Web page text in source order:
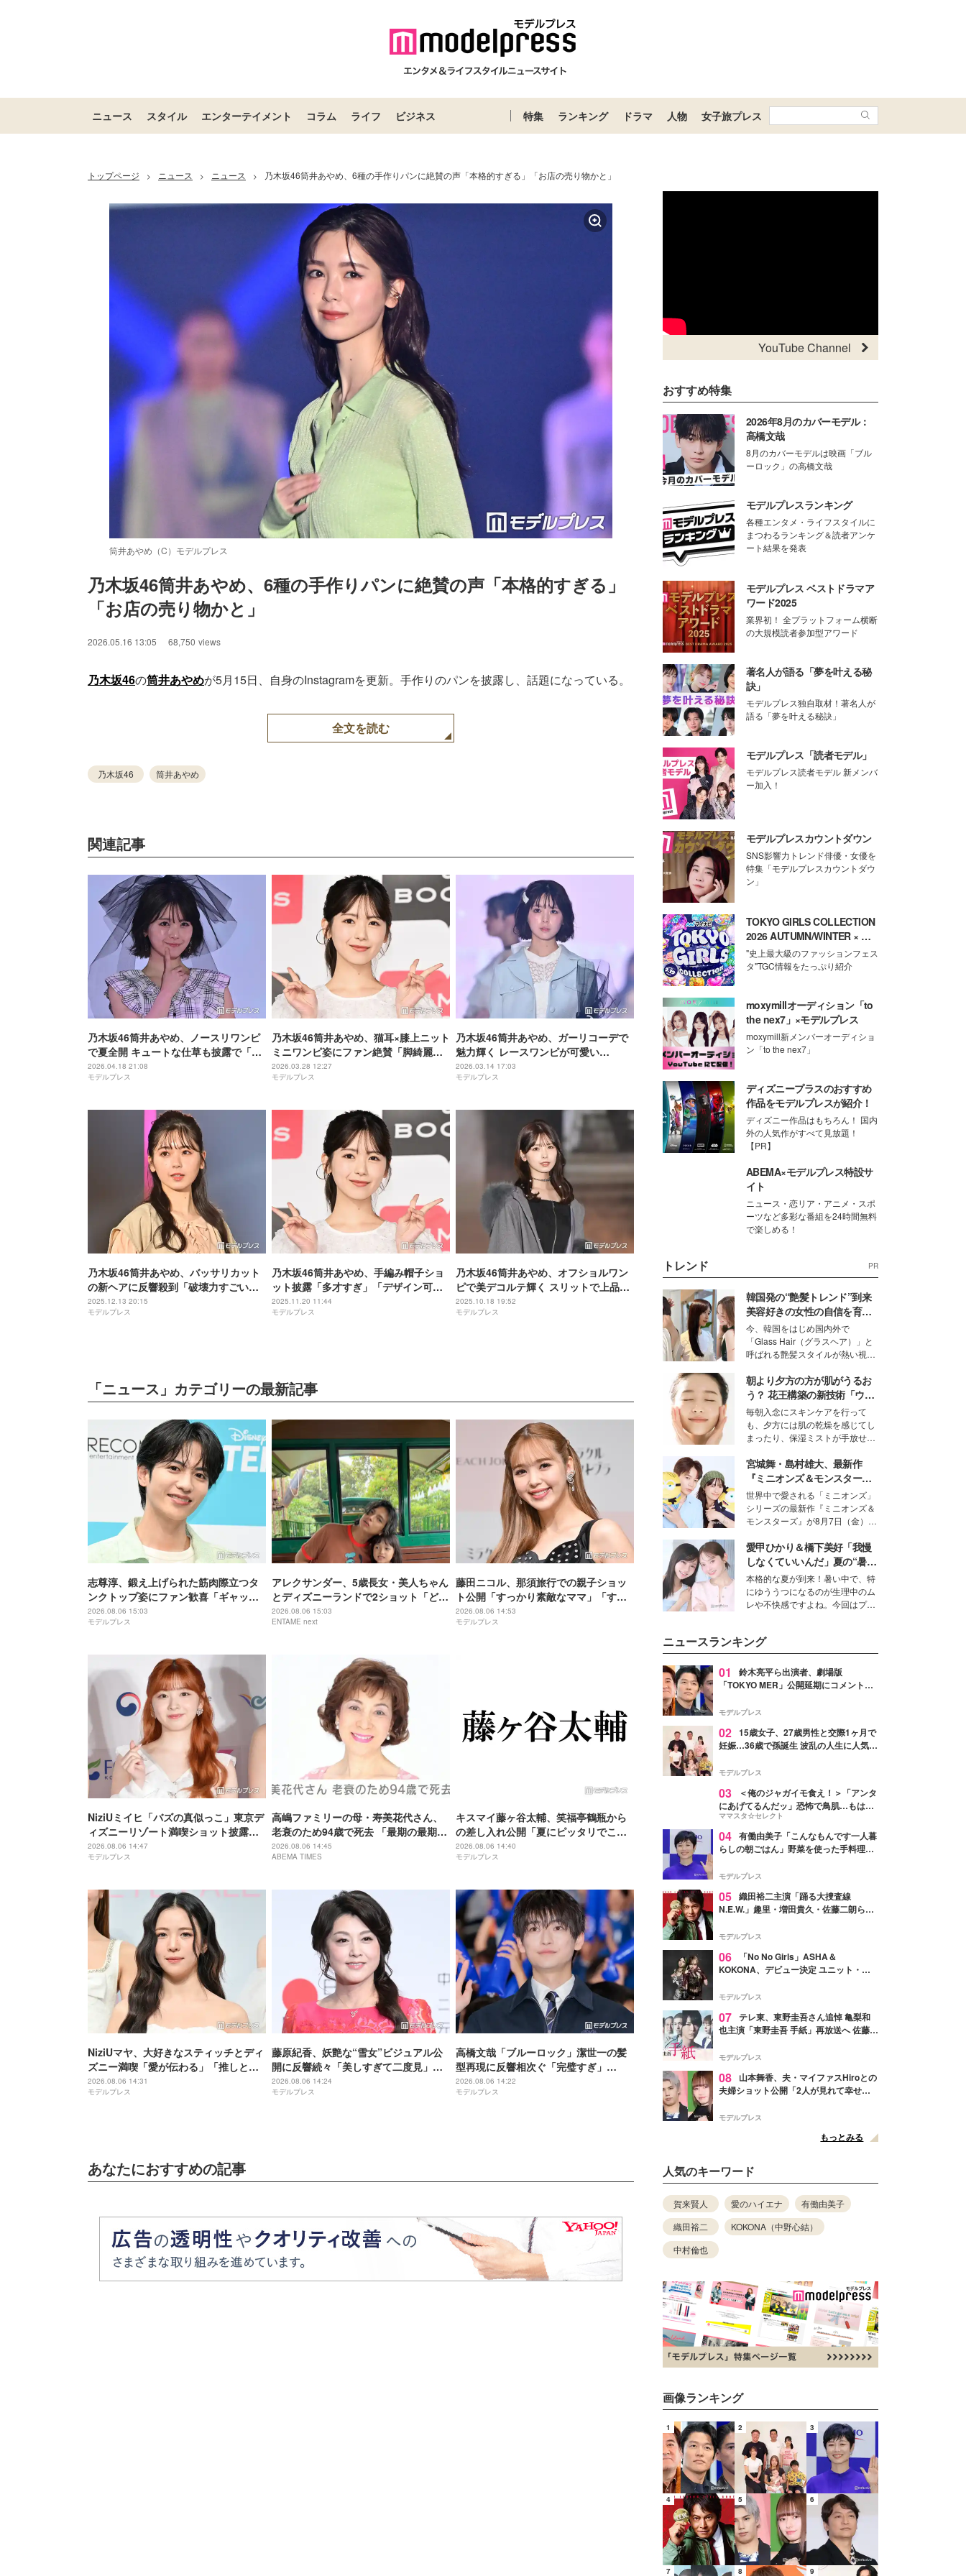
ニュース スタイル エンターテイメント コラム ライフ ビジネス 特集 ランキング ドラマ 人物 女子旅プレス
トップページ > ニュース > ニュース > 乃木坂46筒井あやめ、6種の手作りパンに絶賛の声「本格的すぎる」「お店の売り物かと」
筒井あやめ（C）モデルプレス
Unmute /
Loaded:
55.71%
乃木坂46筒井あやめ、6種の手作りパンに絶賛の声「本格的すぎる」
「お店の売り物かと」
2026.05.16 13:05 68,750 views
乃木坂46の筒井あやめが5月15日、自身のInstagramを更新。手作りのパンを披露し、話題になっている。
全文を読む
乃木坂46 筒井あやめ
関連記事
乃木坂46筒井あやめ、ノースリワンピ
で夏全開 キュートな仕草も披露で「悶
絶級の可愛さ」「お人形さんみたい」
の声【ガルアワ2026SS】
2026.04.18 21:08
モデルプレス
乃木坂46筒井あやめ、猫耳×膝上ニット
ミニワンピ姿にファン絶賛「脚綺麗」
「憧れのスタイル」
2026.03.28 12:27
モデルプレス
乃木坂46筒井あやめ、ガーリコーデで
魅力輝く レースワンピが可愛い
【TGC2026 S/S】
2026.03.14 17:03
モデルプレス
乃木坂46筒井あやめ、バッサリカット
の新ヘアに反響殺到「破壊力すごい」
「別人級」
2025.12.13 20:15
モデルプレス
乃木坂46筒井あやめ、手編み帽子ショ
ット披露「多才すぎ」「デザイン可愛
い」の声
2025.11.20 11:44
モデルプレス
乃木坂46筒井あやめ、オフショルワン
ピで美デコルテ輝く スリットで上品な
肌見せ【ガルアワ2025AW】
2025.10.18 19:52
モデルプレス
「ニュース」カテゴリーの最新記事
志尊淳、鍛え上げられた筋肉際立つタ
ンクトップ姿にファン歓喜「ギャップ
がすごい」「破壊力すごい」
2026.08.06 15:03
モデルプレス
アレクサンダー、5歳長女・美人ちゃん
とディズニーランドで2ショット「どん
どんきれいになりますね」
2026.08.06 15:03
ENTAME next
藤田ニコル、那須旅行での親子ショッ
ト公開「すっかり素敵なママ」「すっ
ぽり収まってて可愛すぎる」と反響
2026.08.06 14:53
モデルプレス
NiziUミイヒ「バズの真似っこ」東京デ
ィズニーリゾート満喫ショット披露
「天使のように可愛い」「隠しきれな
いオーラ」の声
2026.08.06 14:47
モデルプレス
高嶋ファミリーの母・寿美花代さん、
老衰のため94歳で死去 「最期の最期ま
で大女優 寿美花代だった母でした」と
息子・高嶋政宏がコメント
2026.08.06 14:45
ABEMA TIMES
キスマイ藤ヶ谷太輔、笑福亭鶴瓶から
の差し入れ公開「夏にピッタリでこれ
は嬉しい」「豪華すぎる」
2026.08.06 14:40
モデルプレス
NiziUマヤ、大好きなスティッチとディ
ズニー満喫「愛が伝わる」「推しと推
しの2ショット最高」
2026.08.06 14:31
モデルプレス
藤原紀香、妖艶な“雪女”ビジュアル公
開に反響続々「美しすぎて二度見」
「オーラ凄い」
2026.08.06 14:24
モデルプレス
高橋文哉「ブルーロック」潔世一の髪
型再現に反響相次ぐ「完璧すぎ」
「「お茶目すぎる」
2026.08.06 14:22
モデルプレス
あなたにおすすめの記事
YouTube Channel
おすすめ特集
2026年8月のカバーモデル：
高橋文哉
8月のカバーモデルは映画「ブル
ーロック」の高橋文哉
モデルプレスランキング
各種エンタメ・ライフスタイルに
まつわるランキング＆読者アンケ
ート結果を発表
モデルプレス ベストドラマア
ワード2025
業界初！ 全プラットフォーム横断
の大規模読者参加型アワード
著名人が語る「夢を叶える秘
訣」
モデルプレス独自取材！著名人が
語る「夢を叶える秘訣」
モデルプレス「読者モデル」
モデルプレス読者モデル 新メンバ
ー加入！
モデルプレスカウントダウン
SNS影響力トレンド俳優・女優を
特集「モデルプレスカウントダウ
ン」
TOKYO GIRLS COLLECTION
2026 AUTUMN/WINTER × モ
デルプレス
"史上最大級のファッションフェス
タ"TGC情報をたっぷり紹介
moxymillオーディション「to
the nex7」×モデルプレス
moxymill新メンバーオーディショ
ン「to the nex7」
ディズニープラスのおすすめ
作品をモデルプレスが紹介！
ディズニー作品はもちろん！ 国内
外の人気作がすべて見放題！
【PR】
ABEMA×モデルプレス特設サ
イト
ニュース・恋リア・アニメ・スポ
ーツなど多彩な番組を24時間無料
で楽しめる！
トレンド PR
韓国発の“艶髪トレンド”到来
美容好きの女性の自信を育む
「ヘアケア事情」って？
今、韓国をはじめ国内外で
「Glass Hair（グラスヘア）」と
呼ばれる艶髪スタイルが熱い視線
ションの完成度を高めるベースと
して、“髪そのものの美しさ”に改
めて注目する人が増えている様
子。今回は、そんな憧れの艶やか
な髪を日常で叶える、美容好きの
女性たちのヘアケア事情を紹介し
ます。
朝より夕方の方が肌がうるお
う？ 花王構築の新技術「ウォ
ーターキャプチャリングスキ
ン（捕水肌）」がスキンケア
の常識を変える予感
毎朝入念にスキンケアを行って
も、夕方には肌の乾燥を感じてし
まったり、保湿ミストが手放せな
な美容の常識を大きく変える可能
性を秘めた、革新的な「Water
Capturing Skin（ウォーターキャ
プチャリングスキン：捕水肌）」
技術を、花王が構築した。
宮城舞・島村雄大、最新作
『ミニオンズ＆モンスター
ズ』の魅力熱弁 ハチャメチャ
だけじゃない“友情と絆”に感
動
世界中で愛される「ミニオンズ」
シリーズの最新作『ミニオンズ＆
モンスターズ』が8月7日（金）に
ニオン好き”という共通点を持つモ
デルの宮城舞と島村雄大の特別対
談をお届け！それぞれの視点か
ら、今作ならではの魅力や予想外
の感動をもたらす奥深いストーリ
ーについて熱く語り合ってもらっ
愛甲ひかり＆橋下美好「我慢
しなくていいんだ」夏の“暑さ
対策”の新しい選択肢とは？
本格的な夏が到来！暑い中で、特
にゆううつになるのが生理中のム
レや不快感ですよね。今回はプラ
好さんを迎えて本音で女子会トー
ク。猛暑のお出かけを快適に過ご
すヒントや、2人が感動した夏の
生理の新常識にも迫りました。
ニュースランキング
01
鈴木亮平ら出演者、劇場版
「TOKYO MER」公開延期にコメント
最大の敬意とエールを」
モデルプレス
02 15歳女子、27歳男性と交際1ヶ月で
妊娠…36歳で孫誕生 波乱の人生に人気タ
よ！」
モデルプレス
03
＜俺のジャガイモ食え！＞「アンタ
にあげてるんだッ」恐怖で鳥肌…もはや
ストーカー？【第3話まんが】
ママスタ☆セレクト
04 有働由美子「こんなもんです一人暮
らしの朝ごはん」野菜を使った手料理公
そう」と反響
モデルプレス
05 織田裕二主演「踊る大捜査線
N.E.W.」趣里・増田貴久・佐藤二朗ら新
徴する“謎のキーワード”も
モデルプレス
06
「No No Girls」ASHA＆
KOKONA、デビュー決定 ユニット・
リリースへ
モデルプレス
07 テレ東、東野圭吾さん追悼 亀梨和
也主演「東野圭吾 手紙」再放送へ 佐藤隆
モデルプレス
08
山本舞香、夫・マイファスHiroとの
夫婦ショット公開「2人が見れて幸せ」
モデルプレス
もっとみる
人気のキーワード
賀来賢人 愛のハイエナ
有働由美子
織田裕二
KOKONA（中野心結）
中村倫也
画像ランキング
1 2 3
4 5 6
7 8 9